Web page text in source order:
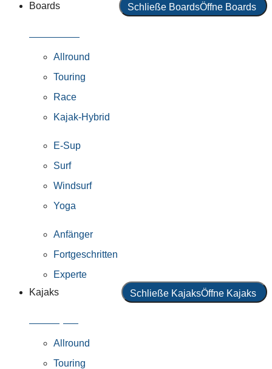
Boards Schließe BoardsÖffne Boards
Allround
Touring
Race
Kajak-Hybrid
E-Sup
Surf
Windsurf
Yoga
Anfänger
Fortgeschritten
Experte
Kajaks
Schließe KajaksÖffne Kajaks
Allround
Touring